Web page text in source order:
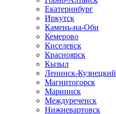
Екатеринбург
Иркутск
Камень-на-Оби
Кемерово
Киселевск
Красноярск
Кызыл
Ленинск-Кузнецкий
Магнитогорск
Мариинск
Междуреченск
Нижневартовск